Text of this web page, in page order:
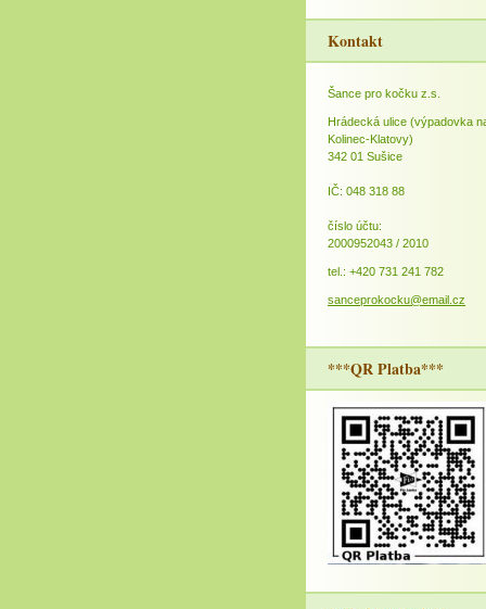
Kontakt
Šance pro kočku z.s.
Hrádecká ulice (výpadovka
Kolinec-Klatovy)
342 01 Sušice
IČ: 048 318 88
číslo účtu:
2000952043 / 2010
tel.: +420 731 241 782
sanceprokocku@email.cz
***QR Platba***